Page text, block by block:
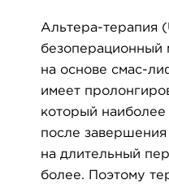
Альтера-терапия
безоперационный
на основе смас-
имеет
который наиболее
после завершения
на длительный
более. Поэтому